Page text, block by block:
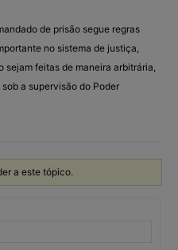
de prisão segue regras
no sistema de justiça,
sejam feitas de maneira arbitrária,
a supervisão do Poder
a este tópico.